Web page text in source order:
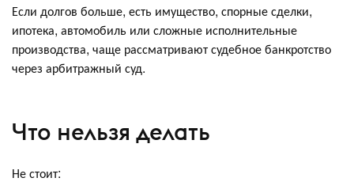
Если долгов больше, есть имущество, спорные сделки,
ипотека, автомобиль или сложные исполнительные
производства, чаще рассматривают судебное банкротство
через арбитражный суд.
Что нельзя делать
Не стоит: